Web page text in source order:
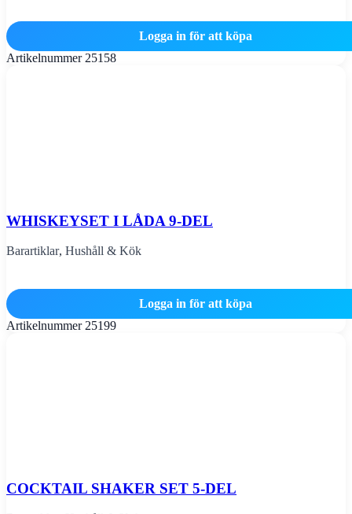
Logga in för att köpa
Artikelnummer 25158
WHISKEYSET I LÅDA 9-DEL
Barartiklar, Hushåll & Kök
Logga in för att köpa
Artikelnummer 25199
COCKTAIL SHAKER SET 5-DEL